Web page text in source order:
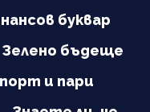
буквар
Зелено бъдеще
и пари